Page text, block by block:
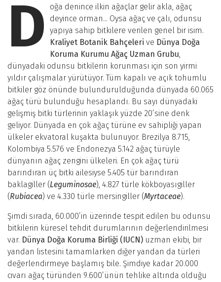
D
oğa denince ilkin ağaçlar gelir akla, ağaç
deyince orman... Oysa ağaç ve çalı, odunsu
yapıya sahip bitkilere verilen genel bir isim.
Kraliyet Botanik Bahçeleri ve Dünya Doğa
Koruma Kurumu Ağaç Uzman Grubu,
dünyadaki odunsu bitkilerin korunması için son yirmi
yıldır çalışmalar yürütüyor. Tüm kapalı ve açık tohumlu
bitkiler göz önünde bulundurulduğunda dünyada 60.065
ağaç türü bulunduğu hesaplandı. Bu sayı dünyadaki
gelişmiş bitki türlerinin yaklaşık yüzde 20’sine denk
geliyor. Dünyada en çok ağaç türüne ev sahipliği yapan
ülkeler ekvatoral kuşakta bulunuyor. Brezilya 8.715,
Kolombiya 5.576 ve Endonezya 5.142 ağaç türüyle
dünyanın ağaç zengini ülkeleri. En çok ağaç türü
barındıran üç bitki ailesiyse 5.405 tür barındıran
baklagiller (Leguminosae), 4.827 türle kökboyasıgiller
(Rubiacea) ve 4.330 türle mersingiller (Myrtaceae).
Şimdi sırada, 60.000’in üzerinde tespit edilen bu odunsu
bitkilerin küresel tehdit durumlarının değerlendirilmesi
var. Dünya Doğa Koruma Birliği (IUCN) uzman ekibi, bir
yandan listesini tamamlarken diğer yandan da türleri
değerlendirmeye başlamış bile. Şimdiye kadar 20.000
civarı ağaç türünden 9.600’ünün tehlike altında olduğu